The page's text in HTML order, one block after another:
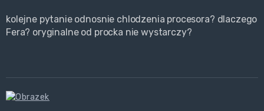
kolejne pytanie odnosnie chlodzenia procesora? dlaczego
Fera? oryginalne od procka nie wystarczy?